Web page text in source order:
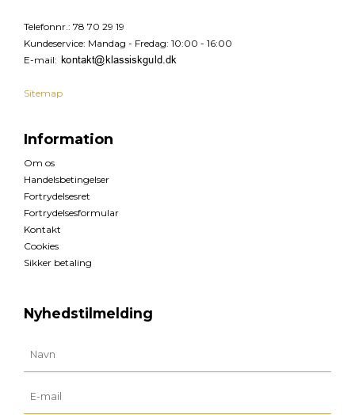
Telefonnr.: 78 70 29 19
Kundeservice: Mandag - Fredag: 10:00 - 16:00
E-mail:
Sitemap
Information
Om os
Handelsbetingelser
Fortrydelsesret
Fortrydelsesformular
Kontakt
Cookies
Sikker betaling
Nyhedstilmelding